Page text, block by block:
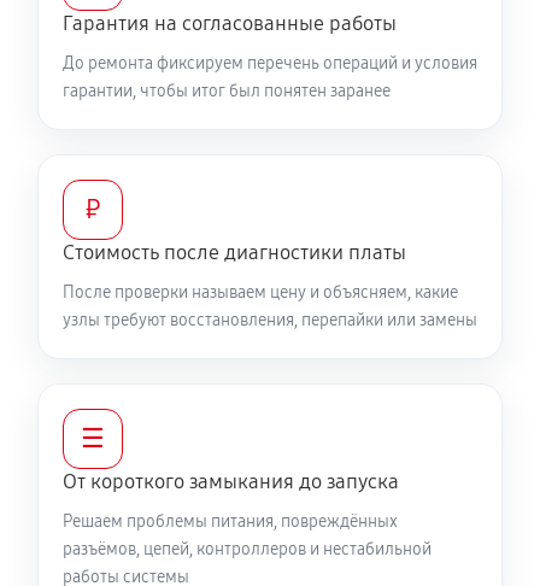
Гарантия на согласованные работы
До ремонта фиксируем перечень операций и условия
гарантии, чтобы итог был понятен заранее
₽
Стоимость после диагностики платы
После проверки называем цену и объясняем, какие
узлы требуют восстановления, перепайки или замены
☰
От короткого замыкания до запуска
Решаем проблемы питания, повреждённых
разъёмов, цепей, контроллеров и нестабильной
работы системы